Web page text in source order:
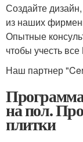
Создайте
из наших
Опытные
чтобы учесть
Наш партнер
на пол.
плитки